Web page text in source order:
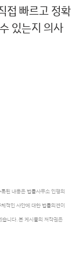
접 빠르고 정확
있는지 의사
된 내용은 법률사무소 인평의
적인 사안에 대한 법률의견이
니다. 본 게시물의 저작권은